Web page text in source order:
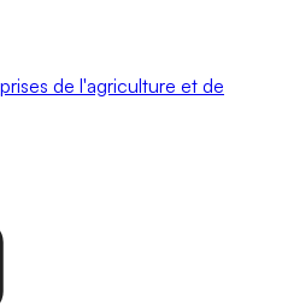
de l'agriculture et de